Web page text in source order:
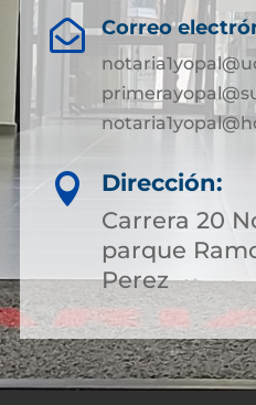
 Correo

Dirección:
Carrera 20
parque
Perez